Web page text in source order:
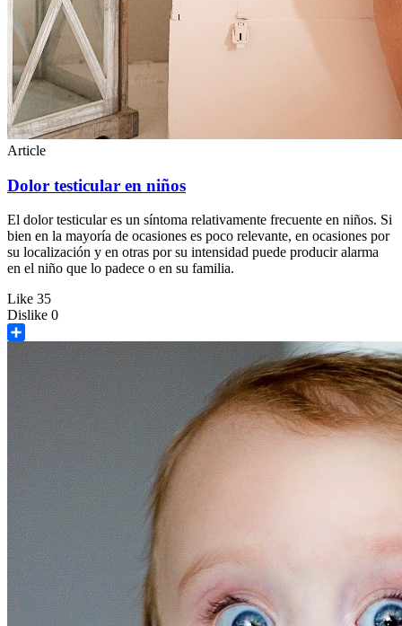
Article
Dolor testicular en niños
El dolor testicular es un síntoma relativamente frecuente en niños. Si
bien en la mayoría de ocasiones es poco relevante, en ocasiones por
su localización y en otras por su intensidad puede producir alarma
en el niño que lo padece o en su familia.
Like 35
Dislike 0
Share